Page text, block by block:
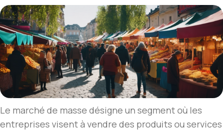
Le marché de masse désigne un segment où les
entreprises visent à vendre des produits ou services